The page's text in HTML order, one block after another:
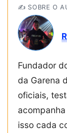
✍️ SOBRE O
Fundador
da Garena
oficiais,
isso cada